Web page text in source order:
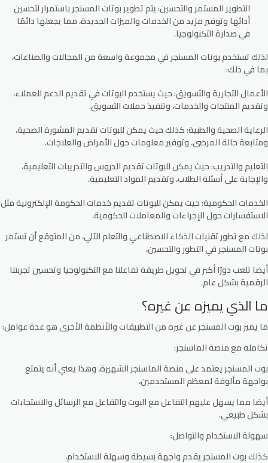
التطوير المستمر والتحسين: يتم تطوير بوتات المسنجر باستمرار لتحسين
أدائها وتوفير مزيد من الخدمات والميزات الجديدة، مما يجعلها دائمًا
في صدارة التكنولوجيا.
لذلك تستخدم بوتات المسنجر في مجموعة واسعة من المجالات والصناعات،
بما في ذلك:
الأعمال التجارية والتسويق: حيث يستخدم البوتات في تقديم الدعم للعملاء،
وتقديم المنتجات والخدمات، وتنفيذ حملات التسويق.
الرعاية الصحية والطبية: كذلك حيث يمكن للبوتات تقديم المشورة الصحية،
ومتابعة حالة المرضى، وتوفير معلومات حول الأمراض والعلاجات.
التعليم والتدريب: حيث يمكن للبوتات تقديم الدروس والتدريبات التعليمية،
والإجابة على أسئلة الطلاب، وتقديم المواد التعليمية.
الخدمات الحكومية: حيث يمكن للبوتات تقديم خدمات الحكومة الإلكترونية مثل
الاستفسارات حول الإجراءات والمعاملات الحكومية.
لذلك مع تطور تقنيات الذكاء الاصطناعي والتعلم الآلي، من المتوقع أن تستمر
بوتات المسنجر في التطور والتحسين،
أيضا تلعب دورًا أكبر في تحويل طريقة تفاعلنا مع التكنولوجيا وتحسين تجربتنا
الرقمية بشكل عام.
ما الذي يميزه عن غيره؟
ما يميز بوت المسنجر عن غيره من التطبيقات والأنظمة الأخرى هو عدة عوامل:
تكامله مع منصة الماسنجر:
بوت المسنجر يعتمد على منصة الماسنجر الشهيرة، وهذا يعني أنه يتمتع
بواجهة مألوفة لمعظم المستخدمين،
أيضا مما يسهل عليهم التفاعل مع البوت والتفاعل مع الرسائل والاستجابات
بشكل طبيعي.
سهولة الاستخدام والتواصل:
كذلك بوت المسنجر يقدم واجهة بسيطة وسهلة الاستخدام،